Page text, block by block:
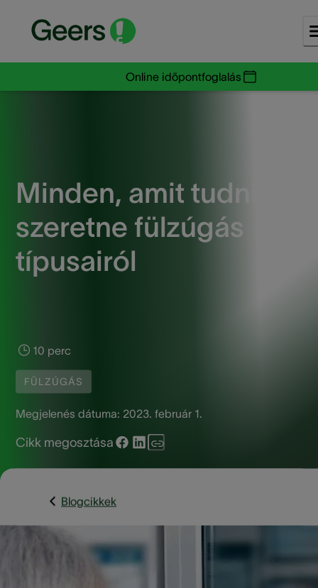
Online időpontfoglalás
Minden, amit tudni
szeretne fülzúgás
típusairól
10 perc
FÜLZÚGÁS
Megjelenés dátuma: 2023. február 1.
Cikk megosztása
Blogcikkek
Emberek milliói tapasztalnak fülzúgást, más néven tinnitust.
Egyesek csak rövid ideig szenvednek a kellmetlen
mások sokkal tovább, heteken, hónapokon, sőt néha